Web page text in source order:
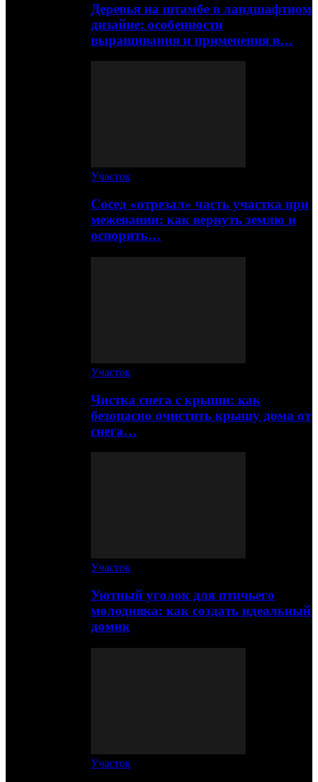
Деревья на штамбе в ландшафтном
дизайне: особенности
выращивания и применения в…
Участок
Сосед «отрезал» часть участка при
межевании: как вернуть землю и
оспорить…
Участок
Чистка снега с крыши: как
безопасно очистить крышу дома от
снега…
Участок
Уютный уголок для птичьего
молодняка: как создать идеальный
домик
Участок